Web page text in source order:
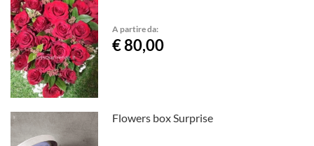
A partire da:
€ 80,00
Flowers box Surprise